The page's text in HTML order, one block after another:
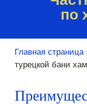
по
Главная страница
турецкой бани